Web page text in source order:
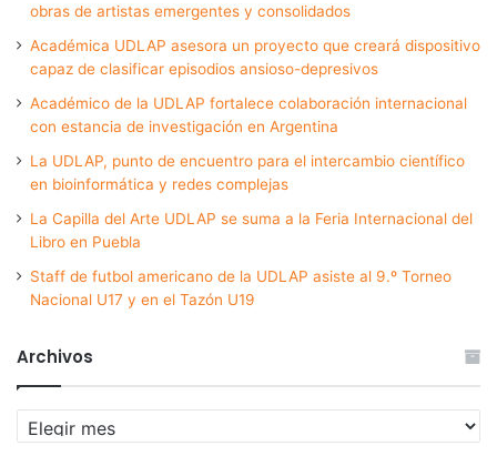
obras de artistas emergentes y consolidados
Académica UDLAP asesora un proyecto que creará dispositivo
capaz de clasificar episodios ansioso-depresivos
Académico de la UDLAP fortalece colaboración internacional
con estancia de investigación en Argentina
La UDLAP, punto de encuentro para el intercambio científico
en bioinformática y redes complejas
La Capilla del Arte UDLAP se suma a la Feria Internacional del
Libro en Puebla
Staff de futbol americano de la UDLAP asiste al 9.º Torneo
Nacional U17 y en el Tazón U19
Archivos
Archivos